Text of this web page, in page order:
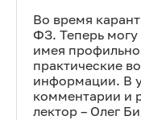
Во время
ФЗ. Теперь могу
имея
практические
информации. В
комментарии и
лектор – Олег